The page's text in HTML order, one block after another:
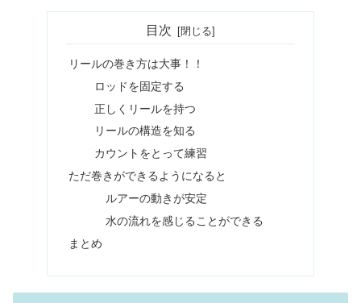
目次
リールの巻き方は大事！！
ロッドを固定する
正しくリールを持つ
リールの構造を知る
カウントをとって練習
ただ巻きができるようになると
ルアーの動きが安定
水の流れを感じることができる
まとめ